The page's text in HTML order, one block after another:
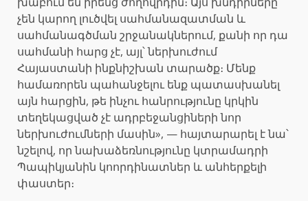
չեն կարող լուծվել սահմանազատման և
սահմանագծման շրջանակներում, քանի որ դա
սահմանի հարց չէ, այլ՝ ներխուժում
Հայաստանի ինքնիշխան տարածք։ Մենք
համառորեն պահանջելու ենք պատասխանել
այն հարցին, թե ինչու հանրությունը կրկին
տեղեկացված չէ ադրբեջանցիների նոր
ներխուժումների մասին», — հայտարարել է նա՝
նշելով, որ նախաձեռնությունը կտրամադրի
Պապիկյանին կոորդինատներ և անհերքելի
փաստեր։